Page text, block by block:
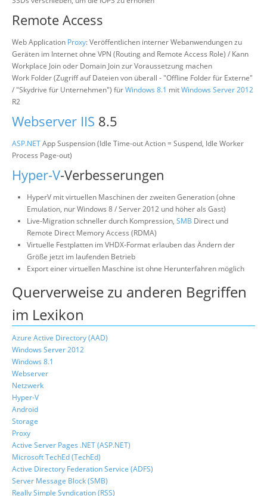
Remote Access
Web Application Proxy: Veröffentlichen interner Webanwendungen zu
Geräten im Internet ohne VPN (Routing and Remote Access Role) / Kann
Workplace Join oder Domain Join zur Voraussetzung machen
Work Folder (Zugriff auf Dateien von überall - "Offline Folder für Externe"
/ "Skydrive für Unternehmen") fürWindows 8.1 mitWindows Server 2012
R2
Webserver IIS 8.5
ASP.NETApp Suspension (Idle Time-out Action = Suspend, Idle Worker
Process Page-out)
Hyper-V-Verbesserungen
HyperV mit virtuellen Maschinen der zweiten Generation (ohne
Emulation, nur Windows 8 / Server 2012 und höher als Gast)
Live-Migration schneller durch Kompression, SMB Direct und
Remote Direct Memory Access (RDMA)
Virtuelle Festplatten im VHDX-Format erlauben das Ändern der
Größe jetzt im laufenden Betrieb
Export einer virtuellen Maschine ist ohne Herunterfahren möglich
Querverweise zu anderen Begriffen
im Lexikon
Azure Active Directory (AAD)
Windows Server 2012
Windows 8.1
Webserver
Netzwerk
Hyper-V
Android
Storage
Proxy
Active Server Pages .NET (ASP.NET)
Microsoft TechEd (TechEd)
Active Directory Federation Service (ADFS)
Server Message Block (SMB)
Really Simple Syndication (RSS)